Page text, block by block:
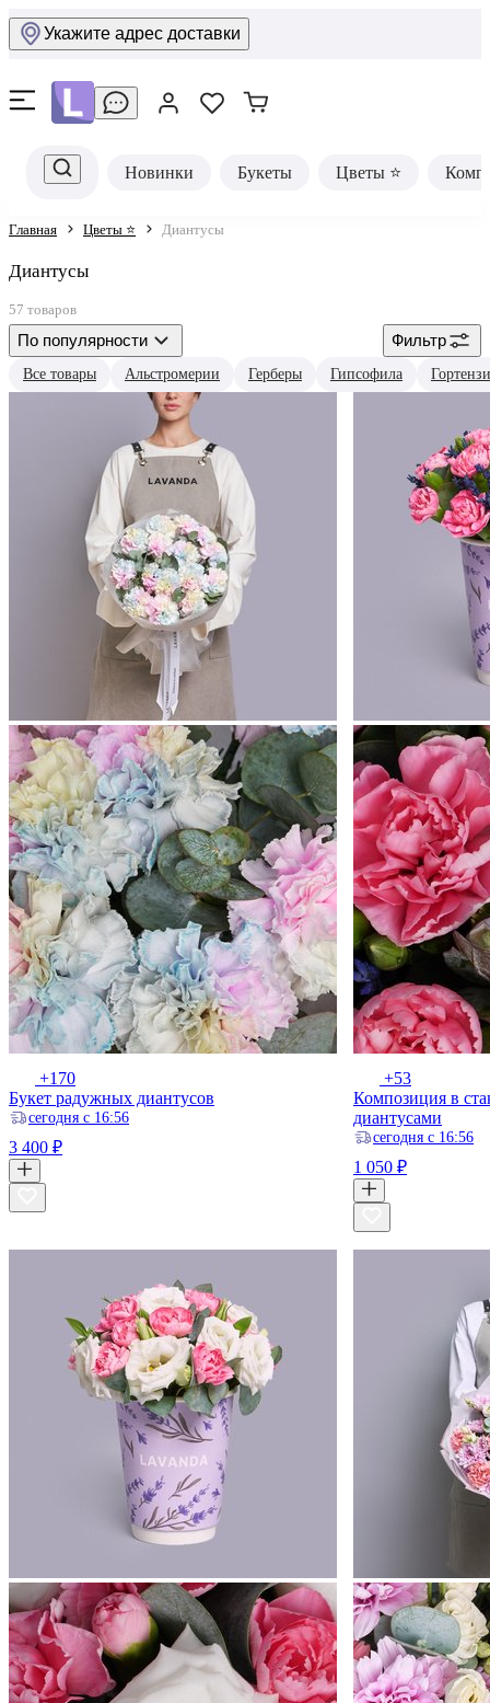
Укажите адрес доставки
Новинки Букеты Цветы ⭐
Главная Цветы ⭐ Диантусы
Диантусы
57 товаров
Все товары Альстромерии Герберы Гипсофила
По популярности Фильтр
+170
Букет радужных диантусов
ceгодня с 16:56
3 400 ₽
+53
Композиция в
диантусами
ceгодня с 16:56
1 050 ₽